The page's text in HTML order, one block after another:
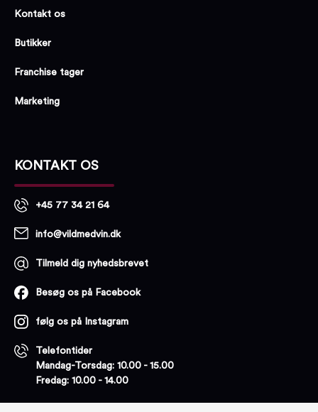
Kontakt os
Butikker
Franchise tager
Marketing
KONTAKT OS
+45 77 34 21 64
info@vildmedvin.dk
Tilmeld dig nyhedsbrevet
Besøg os på Facebook
følg os på Instagram
Telefontider
Mandag-Torsdag: 10.00 - 15.00
Fredag: 10.00 - 14.00